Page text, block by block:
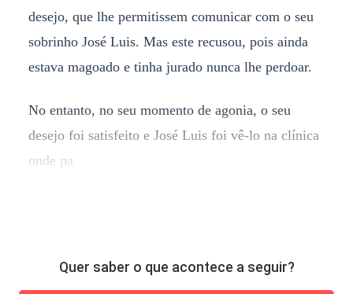
desejo, que lhe permitissem comunicar com o seu
sobrinho José Luis. Mas este recusou, pois ainda
estava magoado e tinha jurado nunca lhe perdoar.
No entanto, no seu momento de agonia, o seu
desejo foi satisfeito e José Luis foi vê-lo na clínica
onde pa
Quer saber o que acontece a seguir?